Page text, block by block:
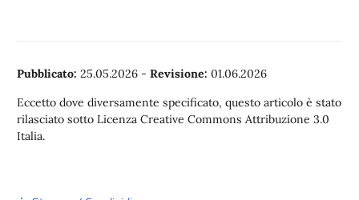
Pubblicato: 25.05.2026 - Revisione: 01.06.2026
Eccetto dove diversamente specificato, questo articolo è stato
rilasciato sotto Licenza Creative Commons Attribuzione 3.0
Italia.